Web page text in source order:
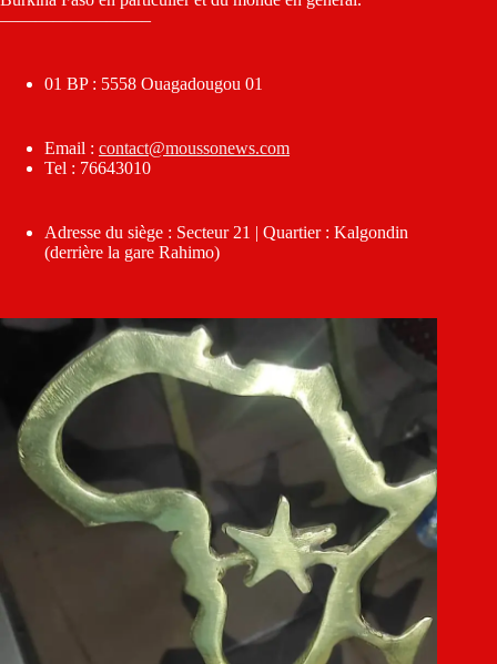
————————–
01 BP : 5558 Ouagadougou 01
Email : contact@moussonews.com
Tel : 76643010
Adresse du siège : Secteur 21 | Quartier : Kalgondin
(derrière la gare Rahimo)